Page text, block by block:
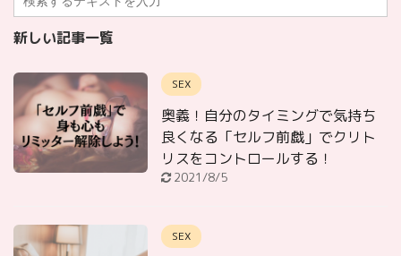
新しい記事一覧
SEX
奥義！自分のタイミングで気持ち
良くなる「セルフ前戯」でクリト
リスをコントロールする！
2021/8/5
SEX